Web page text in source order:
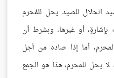
الحلال للصيد يحل للمُحرم
بإشارةٍ، أو غيرها، وبشرط أن
أما إذا صاده من أجل
لا يحل للمحرم، هذا هو الجمع